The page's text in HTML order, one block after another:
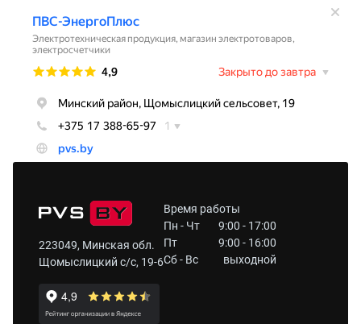
223049, Минская обл.
Щомыслицкий с/с, 19-6
Время работы
Пн - Чт
9:00 - 17:00
Пт
9:00 - 16:00
Сб - Вс
выходной